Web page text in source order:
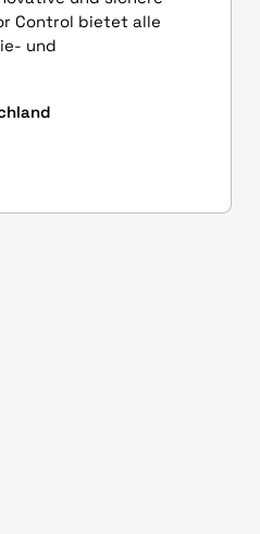
Control bietet alle
und